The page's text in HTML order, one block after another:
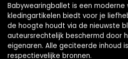
Babywearingballet is een
kledingartikelen biedt voor je
de hoogte houdt via de nieuwste
auteursrechtelijk beschermd door
eigenaren. Alle geciteerde inhoud
respectievelijke bronnen.